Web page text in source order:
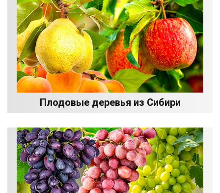
Плодовые деревья из Сибири